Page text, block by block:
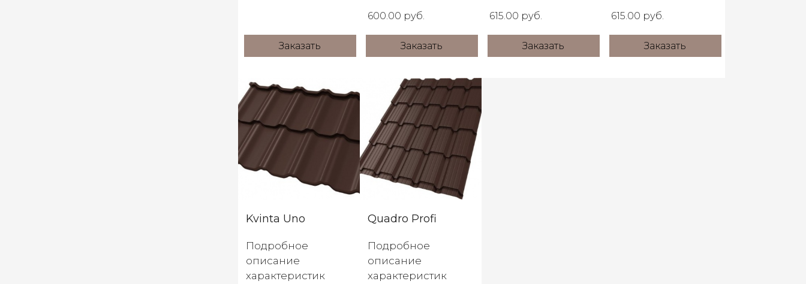
Заказать
600.00 руб.
Заказать
615.00 руб.
Заказать
615.00 руб.
Заказать
Kvinta Uno
Подробное
описание
характеристик
Quadro Profi
Подробное
описание
характеристик